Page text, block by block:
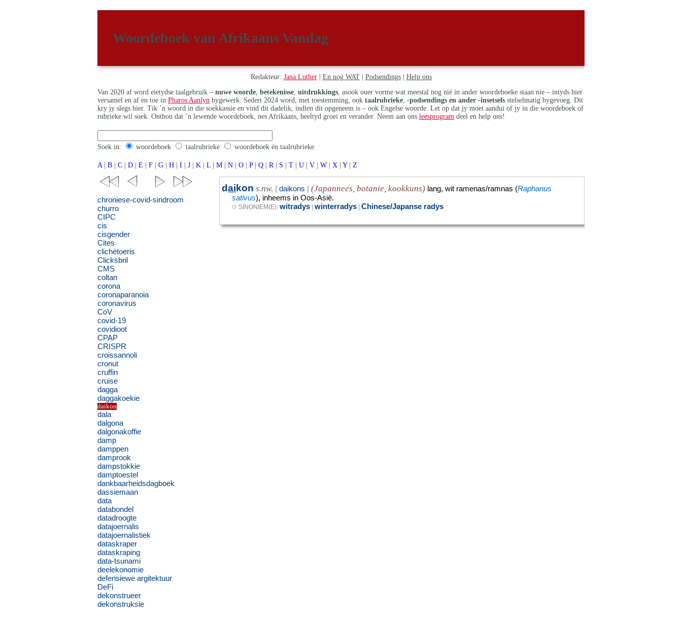
Woordeboek van Afrikaans Vandag
Redakteur: Jana Luther| En nog WAT| Podsendings| Help ons
Van 2020 af word eietydse taalgebruik – nuwe woorde betekenisse uitdrukkings , asook ouer vorme wat meestal nog nié in ander woordeboeke staan nie – intyds hier
versamel en af en toe in Pharos Aanlyn bygewerk. Sedert 2024 word, met toestemming, ook taalrubrieke -podsendings en ander -insetsels stelselmatig bygevoeg. Dit
kry jy slegs hier. Tik ’n woord in die soekkassie en vind dit dadelik, indien dit opgeneem is – ook Engelse woorde. Let op dat jy moet aandui of jy in die woordeboek of
rubrieke wil soek. Onthou dat ’n lewende woordeboek, nes Afrikaans, heeltyd groei en verander. Neem aan ons leesprogram deel en help ons!
Soek in: woordeboek taalrubrieke woordeboek én taalrubrieke
A | B | C | D | E | F | G | H | I | J | K | L | M | N | O | P | Q | R | S | T | U | V | W | X | Y | Z
daikon s.nw. |daikons | (Japannees, botanie, kookkuns) lang, wit ramenas/ramnas (Raphanus
sativus), inheems in Oos-Asië.
◌SINONIEM(E):witradys |winterradys |Chinese/Japanse radys
chroniese-covid-sindroom
churro
CIPC
cis
cisgender
Cites
clichétoeris
Clicksbril
CMS
coltan
corona
coronaparanoia
coronavirus
CoV
covid-19
covidioot
CPAP
CRISPR
croissannoli
cronut
cruffin
cruise
dagga
daggakoekie
daikon
dala
dalgona
dalgonakoffie
damp
damppen
damprook
dampstokkie
damptoestel
dankbaarheidsdagboek
dassiemaan
data
databondel
datadroogte
datajoernalis
datajoernalistiek
dataskraper
dataskraping
data-tsunami
deelekonomie
defensiewe argitektuur
DeFi
dekonstrueer
dekonstruksie